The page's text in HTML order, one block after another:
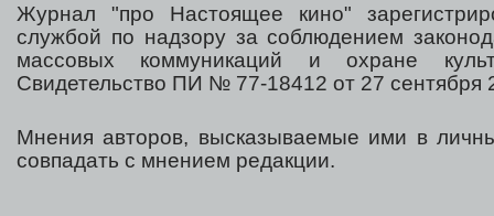
Журнал "про Настоящее кино"
службой по надзору за соблюдением
массовых коммуникаций и охране
Свидетельство ПИ № 77-18412 от 27 сентября
Мнения авторов, высказываемые ими в
совпадать с мнением редакции.